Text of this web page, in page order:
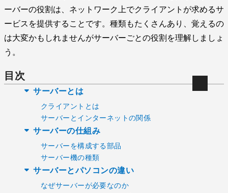
ーバーの役割は、ネットワーク上でクライアントが求めるサ
ービスを提供することです。種類もたくさんあり、覚えるの
は大変かもしれませんがサーバーごとの役割を理解しましょ
う。
目次
サーバーとは
クライアントとは
サーバーとインターネットの関係
サーバーの仕組み
サーバーを構成する部品
サーバー機の種類
サーバーとパソコンの違い
なぜサーバーが必要なのか